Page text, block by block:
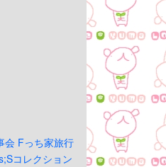
会 Fっち家旅行
コレクション